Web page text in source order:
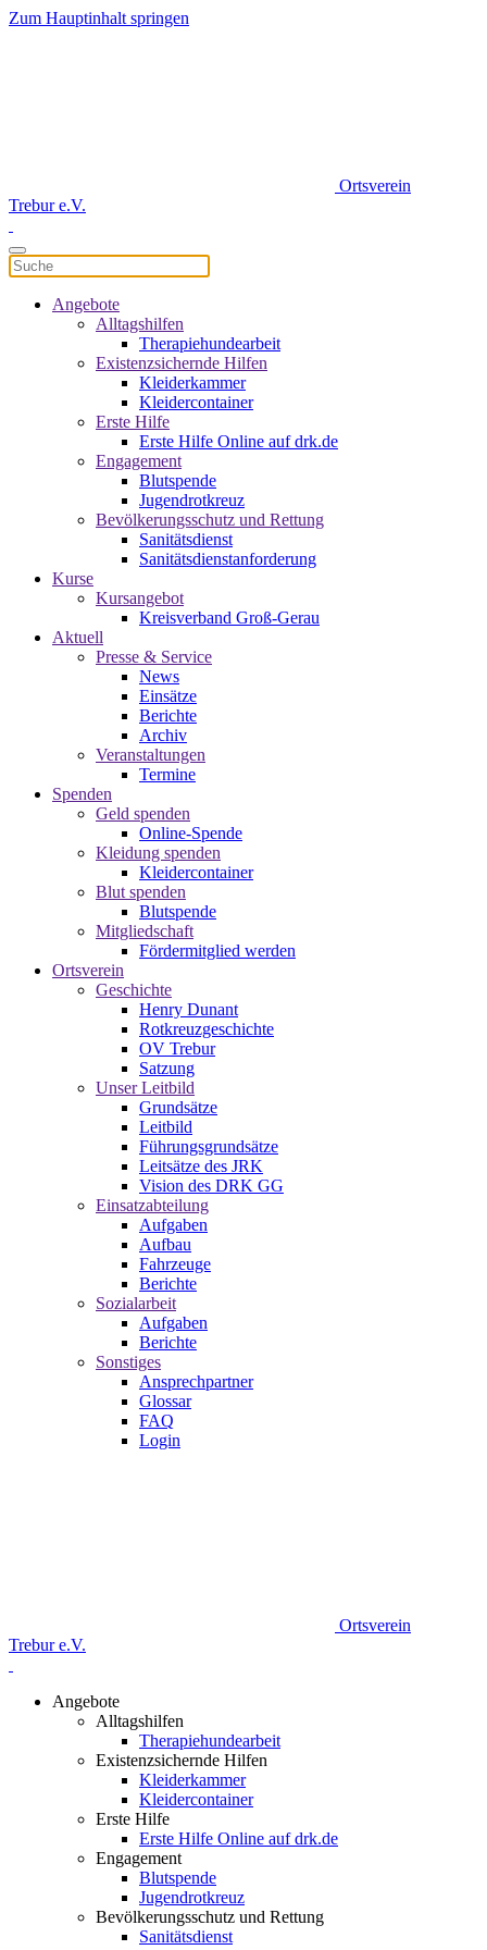
Zum Hauptinhalt springen
Ortsverein
Trebur e.V.
Angebote
Alltagshilfen
Therapiehundearbeit
Existenzsichernde Hilfen
Kleiderkammer
Kleidercontainer
Erste Hilfe
Erste Hilfe Online auf drk.de
Engagement
Blutspende
Jugendrotkreuz
Bevölkerungsschutz und Rettung
Sanitätsdienst
Sanitätsdienstanforderung
Kurse
Kursangebot
Kreisverband Groß-Gerau
Aktuell
Presse & Service
News
Einsätze
Berichte
Archiv
Veranstaltungen
Termine
Spenden
Geld spenden
Online-Spende
Kleidung spenden
Kleidercontainer
Blut spenden
Blutspende
Mitgliedschaft
Fördermitglied werden
Ortsverein
Geschichte
Henry Dunant
Rotkreuzgeschichte
OV Trebur
Satzung
Unser Leitbild
Grundsätze
Leitbild
Führungsgrundsätze
Leitsätze des JRK
Vision des DRK GG
Einsatzabteilung
Aufgaben
Aufbau
Fahrzeuge
Berichte
Sozialarbeit
Aufgaben
Berichte
Sonstiges
Ansprechpartner
Glossar
FAQ
Login
Ortsverein
Trebur e.V.
Angebote
Alltagshilfen
Therapiehundearbeit
Existenzsichernde Hilfen
Kleiderkammer
Kleidercontainer
Erste Hilfe
Erste Hilfe Online auf drk.de
Engagement
Blutspende
Jugendrotkreuz
Bevölkerungsschutz und Rettung
Sanitätsdienst